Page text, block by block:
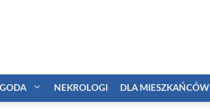
NEKROLOGI DLA MIESZKAŃCÓW